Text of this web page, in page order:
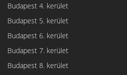
Budapest 4. kerület
Budapest 5. kerület
Budapest 6. kerület
Budapest 7. kerület
Budapest 8. kerület